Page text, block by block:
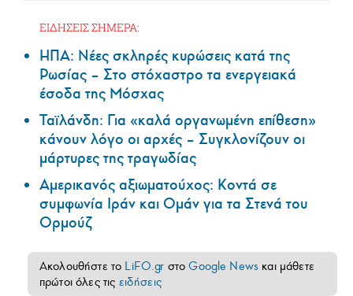
ΕΙΔΗΣΕΙΣ ΣΗΜΕΡΑ:
ΗΠΑ: Nέες σκληρές κυρώσεις κατά της
Ρωσίας – Στο στόχαστρο τα ενεργειακά
έσοδα της Μόσχας
Ταϊλάνδη: Για «καλά οργανωμένη επίθεση»
κάνουν λόγο οι αρχές – Συγκλονίζουν οι
μάρτυρες της τραγωδίας
Αμερικανός αξιωματούχος: Κοντά σε
συμφωνία Ιράν και Ομάν για τα Στενά του
Ορμούζ
Ακολουθήστε το LiFO.gr στοGoogle News και μάθετε
πρώτοι όλες τις ειδήσεις